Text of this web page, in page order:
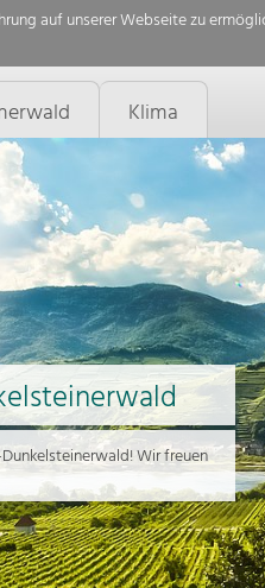
auf unserer Webseite zu
Klima
Wir freuen